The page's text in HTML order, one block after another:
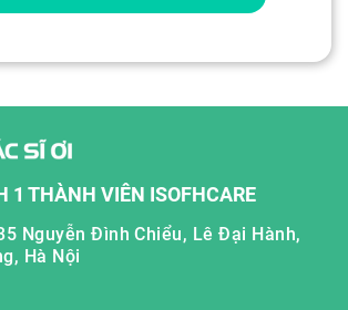
1 THÀNH VIÊN ISOFHCARE
Nguyễn Đình Chiểu, Lê Đại Hành,
Hà Nội